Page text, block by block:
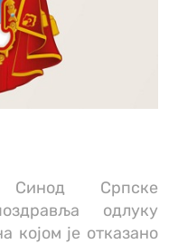
Синод Српске
одлуку
којом је отказано